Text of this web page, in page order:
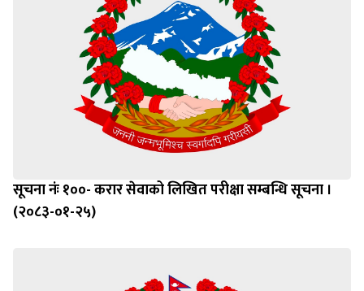
सूचना नंः १००- करार सेवाको लिखित परीक्षा सम्बन्धि सूचना ।
(२०८३-०१-२५)